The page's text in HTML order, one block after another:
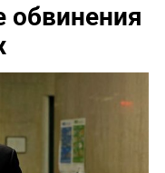
обвинения